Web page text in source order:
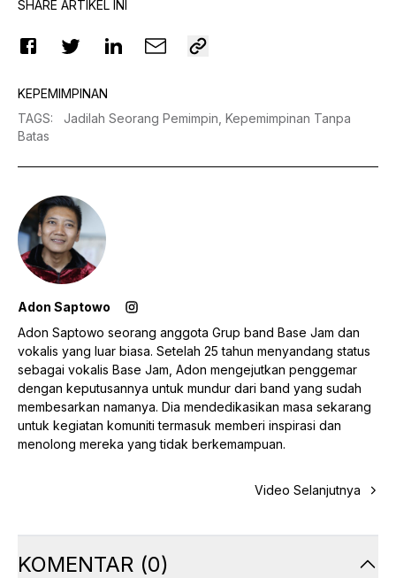
SHARE ARTIKEL INI
KEPEMIMPINAN
TAGS: Jadilah Seorang Pemimpin, Kepemimpinan Tanpa
Batas
Adon Saptowo
Adon Saptowo seorang anggota Grup band Base Jam dan
vokalis yang luar biasa. Setelah 25 tahun menyandang status
sebagai vokalis Base Jam, Adon mengejutkan penggemar
dengan keputusannya untuk mundur dari band yang sudah
membesarkan namanya. Dia mendedikasikan masa sekarang
untuk kegiatan komuniti termasuk memberi inspirasi dan
menolong mereka yang tidak berkemampuan.
Video Selanjutnya
KOMENTAR (0)